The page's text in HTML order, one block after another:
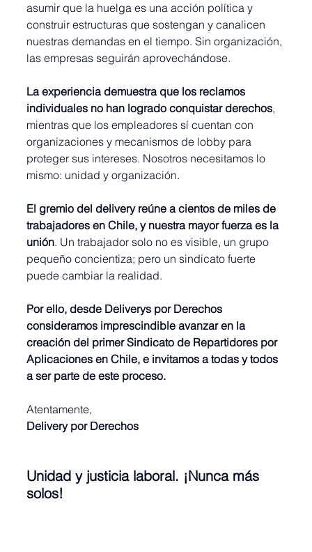
asumir que la huelga es una acción política y
construir estructuras que sostengan y canalicen
nuestras demandas en el tiempo. Sin organización,
las empresas seguirán aprovechándose.
La experiencia demuestra que los reclamos
individuales no han logrado conquistar derechos,
mientras que los empleadores sí cuentan con
organizaciones y mecanismos de lobby para
proteger sus intereses. Nosotros necesitamos lo
mismo: unidad y organización.
El gremio del delivery reúne a cientos de miles de
trabajadores en Chile, y nuestra mayor fuerza es la
unión. Un trabajador solo no es visible, un grupo
pequeño concientiza; pero un sindicato fuerte
puede cambiar la realidad.
Por ello, desde Deliverys por Derechos
consideramos imprescindible avanzar en la
creación del primer Sindicato de Repartidores por
Aplicaciones en Chile, e invitamos a todas y todos
a ser parte de este proceso.
Atentamente,
Delivery por Derechos
Unidad y justicia laboral. ¡Nunca más
solos!